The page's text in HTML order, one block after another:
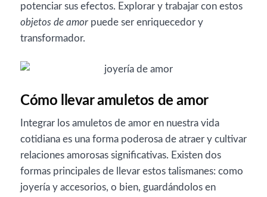
potenciar sus efectos. Explorar y trabajar con estos
objetos de amor puede ser enriquecedor y
transformador.
Cómo llevar amuletos de amor
Integrar los amuletos de amor en nuestra vida
cotidiana es una forma poderosa de atraer y cultivar
relaciones amorosas significativas. Existen dos
formas principales de llevar estos talismanes: como
joyería y accesorios, o bien, guardándolos en